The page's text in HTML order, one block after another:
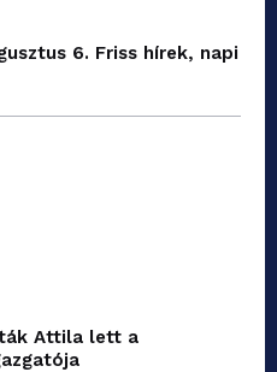
6. Friss hírek, napi
Attila lett a